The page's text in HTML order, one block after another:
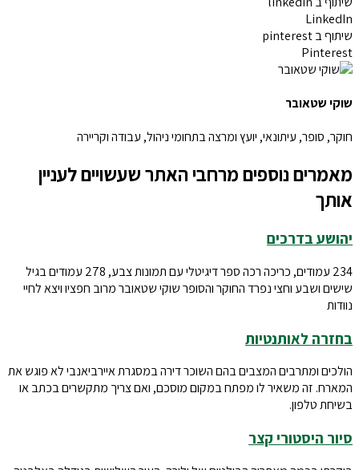
LinkedIn
שיתוף ב pinterest
Pinterest
שוקי שטאובר
חוקר, סופר, עיתונאי, יועץ ומרצה בתחומי ניהול, עבודה וקריירה
מאמרים נוספים מרחבי האתר שעשויים לעניין
אותך
יהושע בדרכים
234 עמודים, כריכה רכה ספר דיגיטלי עם תמונות צבע, 278 עמודים בגיל
שישים ושבע וחצי נפרד החוקר והסופר שוקי שטאובר מרוב חפציו ויצא לחיי
נוודות
בחזרה לאותנטיות
הולכים ומתרבים המצבים בהם השוכר דירה במסגרת איירביאנבי לא פוגש את
המארח. זה משאיר לו מפתח במקום מוסכם, ואם צריך מתקשרים בכתב או
בשיחת טלפון.
סיור היסטורי קצר